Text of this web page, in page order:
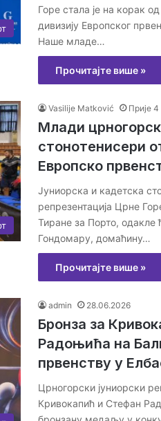
Горе стала је на корак
дивизију Европског
Наше младе…
Прочитајте више »
Vasilije Matković Прије
Млади
стонотенисери
Европско
Јуниорска и кадетска
репрезентација Црне
Тиране за Порто, одакле
Гондомару, домаћину…
Прочитајте више »
admin 28.06.2026
Бронза за
Радоњића на
првенству у
Црногорски јуниорски
Кривокапић и Стефан